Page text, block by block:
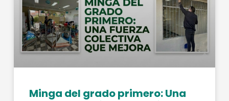
Minga del grado primero: Una